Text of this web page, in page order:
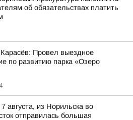
об обязательствах платить
Провел выездное
по развитию парка «Озеро
августа, из Норильска во
отправилась большая